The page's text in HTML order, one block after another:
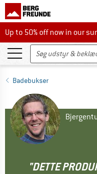
Up to 50% off now in our
Up to 50% off now in our
Badebukser
"DETTE